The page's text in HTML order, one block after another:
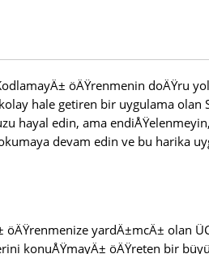
öÄŸrenmenin doÄŸru
hale getiren bir uygulama
hayal edin, ama
devam edin ve bu harika
öÄŸrenmenize yardÄ±mcÄ± olan
konuÅŸmayÄ± öÄŸreten bir